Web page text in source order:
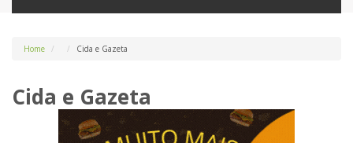
Home Cida e Gazeta
Cida e Gazeta